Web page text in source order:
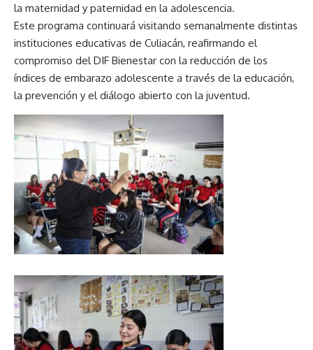
la maternidad y paternidad en la adolescencia.
Este programa continuará visitando semanalmente distintas
instituciones educativas de Culiacán, reafirmando el
compromiso del DIF Bienestar con la reducción de los
índices de embarazo adolescente a través de la educación,
la prevención y el diálogo abierto con la juventud.